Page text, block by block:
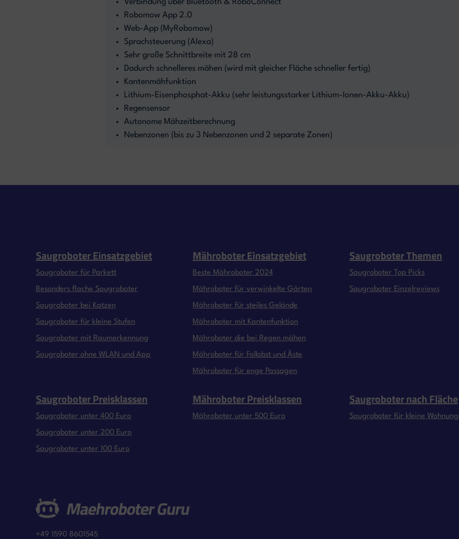
Verbindung über Bluetooth & RoboConnect
Robomow App 2.0
Web-App (MyRobomow)
Sprachsteuerung (Alexa)
Sehr große Schnittbreite mit 28 cm
Dadurch schnelleres mähen (wird mit gleicher Fläche schneller fertig)
Kantenmähfunktion
Lithium-Eisenphosphat-Akku (sehr leistungsstarker Lithium-Ionen-Akku-Akku)
Regensensor
Autonome Mähzeitberechnung
Nebenzonen (bis zu 3 Nebenzonen und 2 separate Zonen)
Saugroboter Einsatzgebiet
Saugroboter für Parkett
Besonders flache Saugroboter
Saugroboter bei Katzen
Saugroboter für kleine Stufen
Saugroboter mit Raumerkennung
Saugroboter ohne WLAN und App
Mähroboter Einsatzgebiet
Beste Mähroboter 2024
Mähroboter für verwinkelte Gärten
Mähroboter für steiles Gelände
Mähroboter mit Kantenfunktion
Mähroboter die bei Regen mähen
Mähroboter für Fallobst und Äste
Mähroboter für enge Passagen
Saugroboter Themen
Saugroboter Top Picks
Saugroboter Einzelreviews
Saugroboter Preisklassen
Saugroboter unter 400 Euro
Saugroboter unter 200 Euro
Saugroboter unter 100 Euro
Mähroboter Preisklassen
Mähroboter unter 500 Euro
Saugroboter nach Fläche
Saugroboter für kleine
+49 1590 8601545